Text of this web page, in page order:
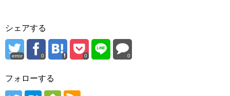
シェアする
error 0 0 0
フォローする